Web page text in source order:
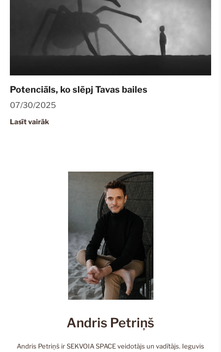
Potenciāls, ko slēpj Tavas bailes
07/30/2025
Lasīt vairāk
Andris Petriņš
Andris Petriņš ir SEKVOIA SPACE veidotājs un vadītājs. Ieguvis